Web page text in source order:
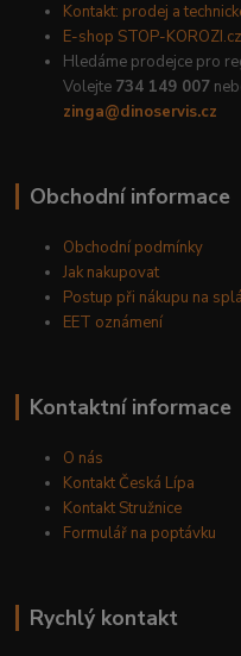
Kontakt: prodej a
E-shop STOP-KOROZI.cz
Hledáme prodejce pro
Volejte 734 149 007
zinga@dinoservis.cz
Obchodní informace
Obchodní podmínky
Jak nakupovat
Postup při nákupu na
EET oznámení
Kontaktní informace
O nás
Kontakt Česká Lípa
Kontakt Stružnice
Formulář na poptávku
Rychlý kontakt